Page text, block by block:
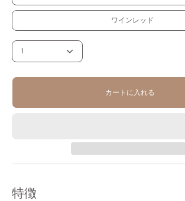
ワインレッド
1
カートに入れる
特徴